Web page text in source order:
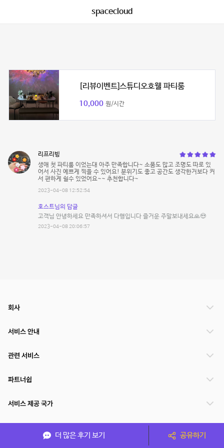
spacecloud
[리뷰이벤트]스튜디오호웰 파티룸
10,000 원/시간
리프리빙
생애 첫 파티룸 이었는대 아주 만족합니다~ 소품도 많고 조명도 따로 있
어서 사진 예쁘게 찍을 수 있어요! 분위기도 좋고 공간도 생각한거보다 커
서 편하게 쉴수 있었어요~~ 추천합니다~
2023-04-08 12:52:54
호스트님의 답글
고객님 안녕하세요 만족하셔서 다행입니다 즐거운 주말보내세요🙏😍
2023-04-08 20:06:57
더 많은 후기 보기 공유하기
회사
서비스 안내
관련 서비스
파트너쉽
서비스 제공 국가
(주)NSPACE 사업자정보